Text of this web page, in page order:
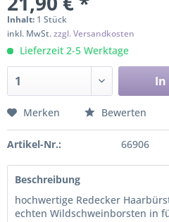
Inhalt: 1 Stück
inkl. MwSt.zzgl. Versandkosten
Lieferzeit 2-5 Werktage
In
Merken Bewerten
Artikel-Nr.: 66906
Beschreibung
hochwertige Redecker
echten Wildschweinborsten in